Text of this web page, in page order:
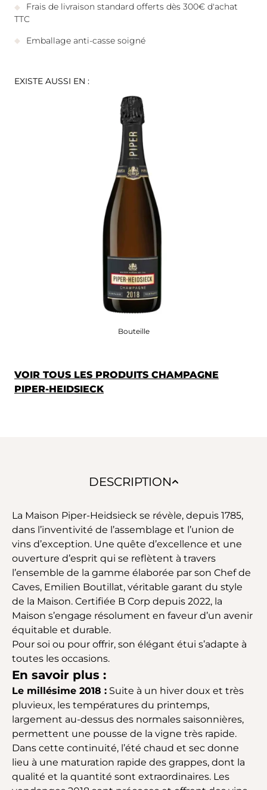
Frais de livraison standard offerts dès 300€ d'achat
TTC
Emballage anti-casse soigné
EXISTE AUSSI EN :
Bouteille
VOIR TOUS LES PRODUITS CHAMPAGNE
PIPER-HEIDSIECK
DESCRIPTION
La Maison Piper-Heidsieck se révèle, depuis 1785,
dans l’inventivité de l’assemblage et l’union de
vins d’exception. Une quête d’excellence et une
ouverture d’esprit qui se reflètent à travers
l’ensemble de la gamme élaborée par son Chef de
Caves, Emilien Boutillat, véritable garant du style
de la Maison. Certifiée B Corp depuis 2022, la
Maison s’engage résolument en faveur d’un avenir
équitable et durable.
Pour soi ou pour offrir, son élégant étui s’adapte à
toutes les occasions.
En savoir plus :
Le millésime 2018 : Suite à un hiver doux et très
pluvieux, les températures du printemps,
largement au-dessus des normales saisonnières,
permettent une pousse de la vigne très rapide.
Dans cette continuité, l’été chaud et sec donne
lieu à une maturation rapide des grappes, dont la
qualité et la quantité sont extraordinaires. Les